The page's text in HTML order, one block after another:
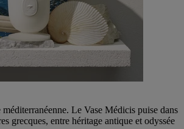
Le Vase Médicis puise dans
grecques, entre héritage antique et odyssée